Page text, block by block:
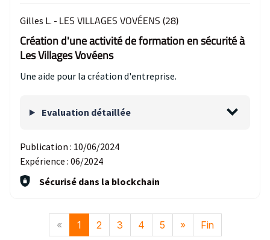
Gilles L. - LES VILLAGES VOVÉENS (28)
Création d'une activité de formation en sécurité à
Les Villages Vovéens
Une aide pour la création d'entreprise.
Evaluation détaillée
Publication : 10/06/2024
Expérience : 06/2024
Sécurisé dans la blockchain
« 1 2 3 4 5 » Fin